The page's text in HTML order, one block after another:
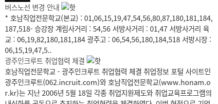
버스노선 변경 안내
* 호남직업전문학교(본교) : 01,06,15,19,47,54,56,80,87,180,181,184,
187,518- 승강장 계림사거리 : 54,56 서방사거리 : 01,47 서방사거리 육
교 : 06,19,82,180,181,184 광주고 : 06,54,56,180,184,518 서방시장 :
06,15,19,47,5..
광주인크루트 취업협력 체결
호남직업전문학교 - 광주인크루트 취업협력 체결 취업정보 포털 사이트인
광주인크루트(062.incruit.com)와 호남직업전문학교(www.honam.o
r.kr)는 지난 2006년 5월 18일 각종 취업지원제도와 취업교육프로그램의